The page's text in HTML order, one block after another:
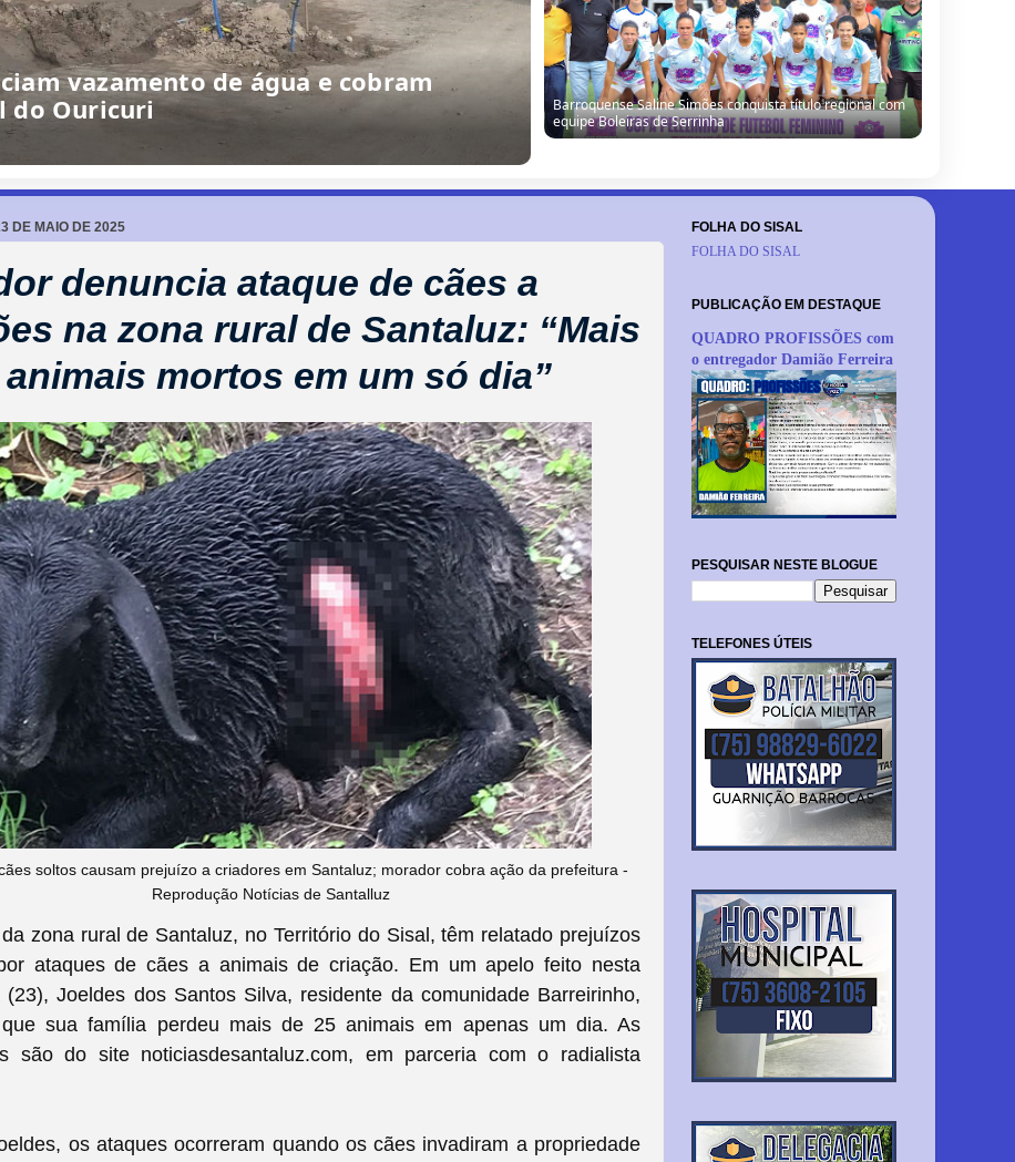
Barrocas: Moradores denunciam vazamento de água e
cobram providências em São Miguel do Ouricuri
DE MAIO DE 2025
denuncia ataque de cães a
na zona rural de Santaluz: “Mais
animais mortos em um só dia”
soltos causam prejuízo a criadores em Santaluz; morador cobra ação da prefeitura -
Reprodução Notícias de Santalluz
zona rural de Santaluz, no Território do Sisal, têm relatado prejuízos
ataques de cães a animais de criação. Em um apelo feito nesta
(23), Joeldes dos Santos Silva, residente da comunidade Barreirinho,
que sua família perdeu mais de 25 animais em apenas um dia. As
são do site noticiasdesantaluz.com, em parceria com o radialista
os ataques ocorreram quando os cães invadiram a propriedade
FOLHA DO SISAL
FOLHA DO SISAL
PUBLICAÇÃO EM DESTAQUE
QUADRO PROFISSÕES com
o entregador Damião Ferreira
PESQUISAR NESTE BLOGUE
TELEFONES ÚTEIS